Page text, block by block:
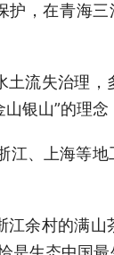
，在青海三
流失治理
银山”的理念
江、上海等
余村的满